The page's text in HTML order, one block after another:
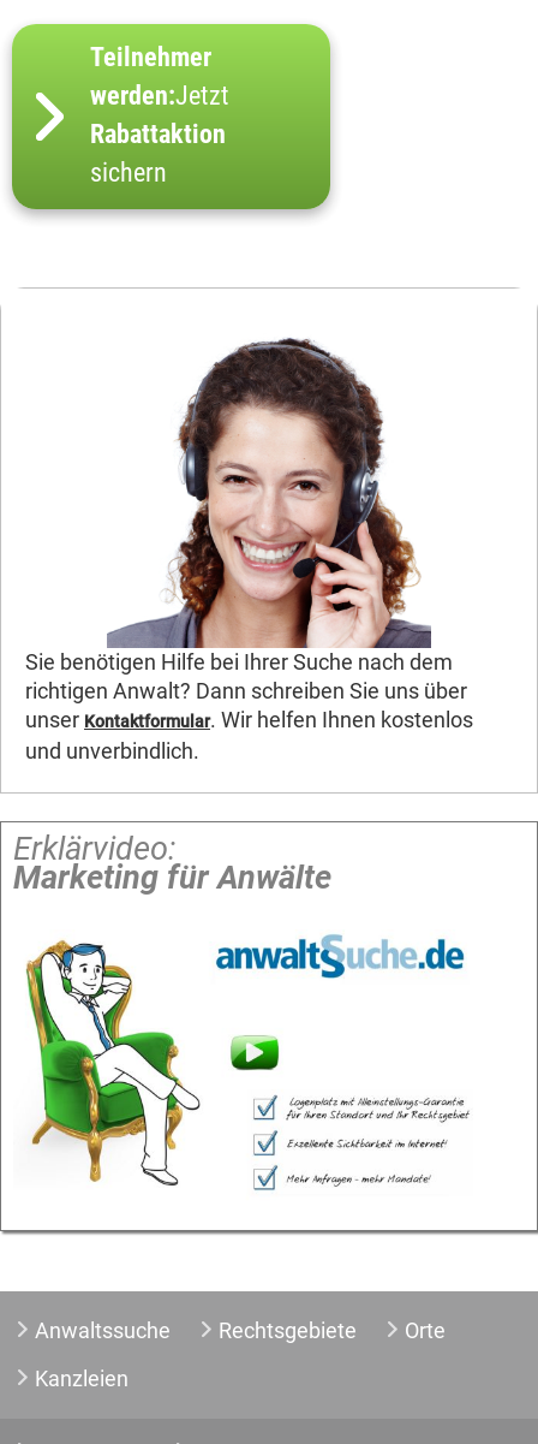
Teilnehmer
werden:Jetzt
Rabattaktion
sichern
Sie benötigen Hilfe bei Ihrer Suche nach dem
richtigen Anwalt? Dann schreiben Sie uns über
unser Kontaktformular. Wir helfen Ihnen kostenlos
und unverbindlich.
Erklärvideo:
Marketing für Anwälte
Anwaltssuche Rechtsgebiete
Orte
Kanzleien